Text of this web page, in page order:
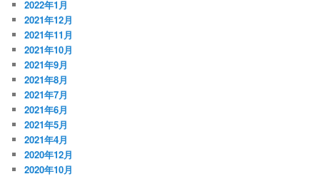
2022年1月
2021年12月
2021年11月
2021年10月
2021年9月
2021年8月
2021年7月
2021年6月
2021年5月
2021年4月
2020年12月
2020年10月